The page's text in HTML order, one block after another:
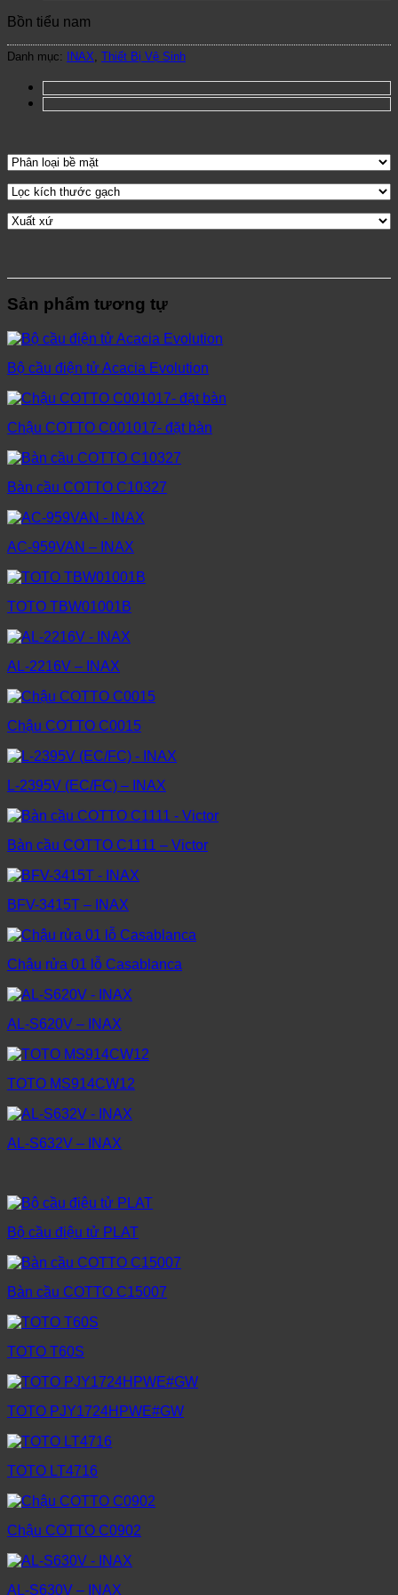
Bồn tiểu nam
Danh mục: INAX Thiết Bị Vệ Sinh
Sản phẩm tương tự
Bộ cầu điện tử Acacia Evolution
Chậu COTTO C001017- đặt bàn
Bàn cầu COTTO C10327
AC-959VAN – INAX
TOTO TBW01001B
AL-2216V – INAX
Chậu COTTO C0015
L-2395V (EC/FC) – INAX
Bàn cầu COTTO C1111 – Victor
BFV-3415T – INAX
Chậu rửa 01 lỗ Casablanca
AL-S620V – INAX
TOTO MS914CW12
AL-S632V – INAX
Bộ cầu điệu tử PLAT
Bàn cầu COTTO C15007
TOTO T60S
TOTO PJY1724HPWE#GW
TOTO LT4716
Chậu COTTO C0902
AL-S630V – INAX